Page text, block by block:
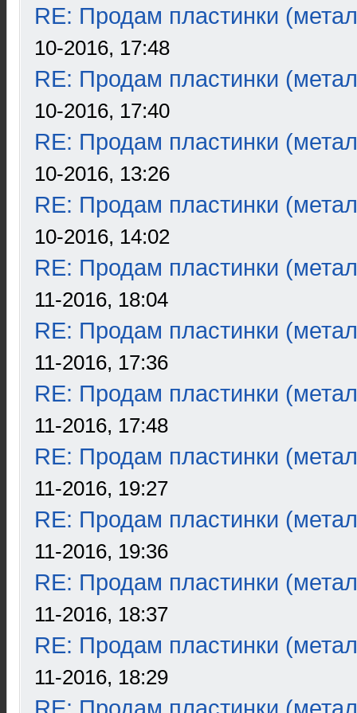
RE: Продам пластинки
10-2016, 17:48
RE: Продам пластинки
10-2016, 17:40
RE: Продам пластинки
10-2016, 13:26
RE: Продам пластинки
10-2016, 14:02
RE: Продам пластинки
11-2016, 18:04
RE: Продам пластинки
11-2016, 17:36
RE: Продам пластинки
11-2016, 17:48
RE: Продам пластинки
11-2016, 19:27
RE: Продам пластинки
11-2016, 19:36
RE: Продам пластинки
11-2016, 18:37
RE: Продам пластинки
11-2016, 18:29